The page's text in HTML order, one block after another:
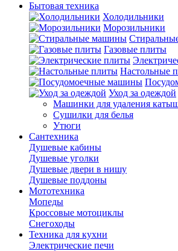
Бытовая техника
Холодильники
Морозильники
Газовые плиты
Настольные
Уход за одеждой
Машинки для удаления
Сушилки для белья
Утюги
Сантехника
Душевые кабины
Душевые уголки
Душевые двери в нишу
Душевые поддоны
Мототехника
Мопеды
Кроссовые мотоциклы
Снегоходы
Техника для кухни
Электрические печи